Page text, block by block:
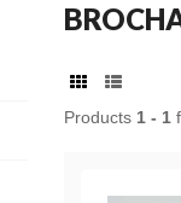
Products 1 - 1